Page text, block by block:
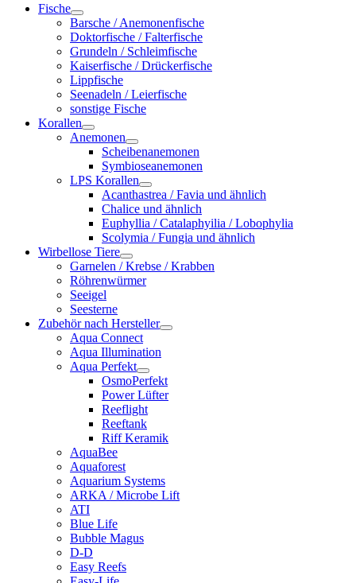
Fische
Barsche / Anemonenfische
Doktorfische / Falterfische
Grundeln / Schleimfische
Kaiserfische / Drückerfische
Lippfische
Seenadeln / Leierfische
sonstige Fische
Korallen
Anemonen
Scheibenanemonen
Symbioseanemonen
LPS Korallen
Acanthastrea / Favia und ähnlich
Chalice und ähnlich
Euphyllia / Catalaphyilia / Lobophylia
Scolymia / Fungia und ähnlich
Wirbellose Tiere
Garnelen / Krebse / Krabben
Röhrenwürmer
Seeigel
Seesterne
Zubehör nach Hersteller
Aqua Connect
Aqua Illumination
Aqua Perfekt
OsmoPerfekt
Power Lüfter
Reeflight
Reeftank
Riff Keramik
AquaBee
Aquaforest
Aquarium Systems
ARKA / Microbe Lift
ATI
Blue Life
Bubble Magus
D-D
Easy Reefs